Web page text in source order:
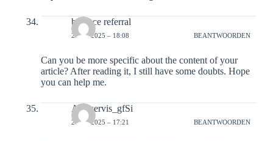
binance referral
23-12-2025 – 18:08 BEANTWOORDEN
Can you be more specific about the content of your
article? After reading it, I still have some doubts. Hope
you can help me.
Avtoservis_gfSi
24-12-2025 – 17:21 BEANTWOORDEN